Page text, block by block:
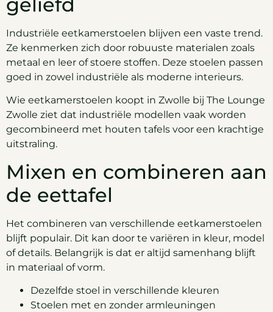
Industriële eetkamerstoelen blijven een vaste trend.
Ze kenmerken zich door robuuste materialen zoals
metaal en leer of stoere stoffen. Deze stoelen passen
goed in zowel industriële als moderne interieurs.
Wie eetkamerstoelen koopt in Zwolle bij The Lounge
Zwolle ziet dat industriële modellen vaak worden
gecombineerd met houten tafels voor een krachtige
uitstraling.
Mixen en combineren aan
de eettafel
Het combineren van verschillende eetkamerstoelen
blijft populair. Dit kan door te variëren in kleur, model
of details. Belangrijk is dat er altijd samenhang blijft
in materiaal of vorm.
Dezelfde stoel in verschillende kleuren
Stoelen met en zonder armleuningen